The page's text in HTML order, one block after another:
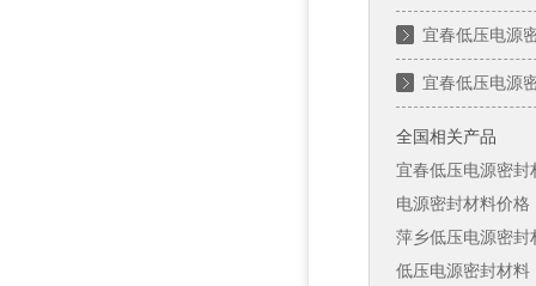
宜春低压电源
宜春低压电源
全国相关产品
宜春低压电源密封
电源密封材料价格
萍乡低压电源密封
低压电源密封材料